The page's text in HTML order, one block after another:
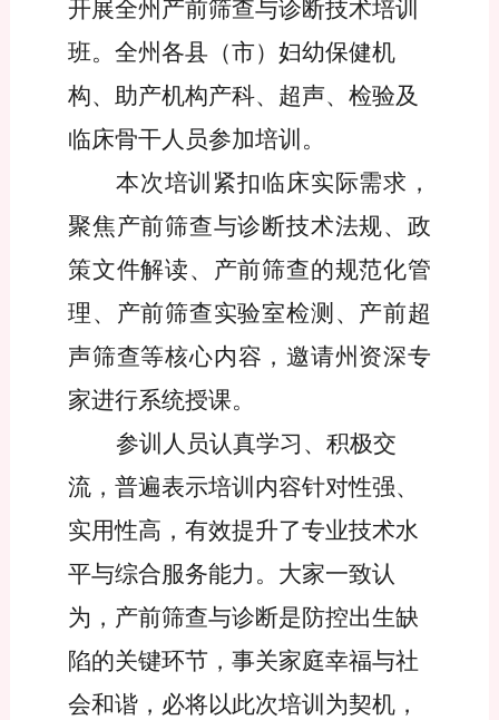
开展全州产前筛查与诊断技术培训
班。全州各县（市）妇幼保健机
构、助产机构产科、超声、检验及
临床骨干人员参加培训。
本次培训紧扣临床实际需求，
聚焦产前筛查与诊断技术法规、政
策文件解读、产前筛查的规范化管
理、产前筛查实验室检测 、产前超
声筛查等核心内容，邀请州 资深专
家进行系统授课。
参训人员认真学习、积极交
流，普遍表示培训内容针对性强、
实用性高，有效提升了专业技术水
平与综合服务能力。大家一致认
为，产前筛查与诊断是防控出生缺
陷的关键环节，事关家庭幸福与社
会和谐，必将以此次培训为契机，